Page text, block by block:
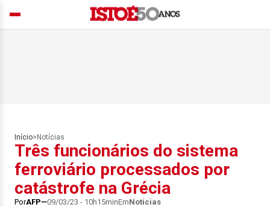
Início> Notícias
Três funcionários do sistema
ferroviário processados por
catástrofe na Grécia
PorAFP 09/03/23 - 10h15minEmNotícias